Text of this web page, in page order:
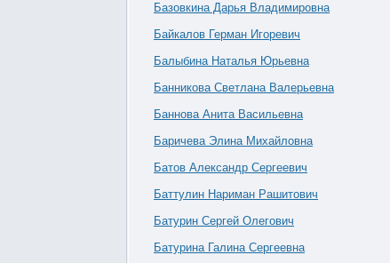
Базовкина Дарья Владимировна
Байкалов Герман Игоревич
Балыбина Наталья Юрьевна
Банникова Светлана Валерьевна
Баннова Анита Васильевна
Баричева Элина Михайловна
Батов Александр Сергеевич
Баттулин Нариман Рашитович
Батурин Сергей Олегович
Батурина Галина Сергеевна